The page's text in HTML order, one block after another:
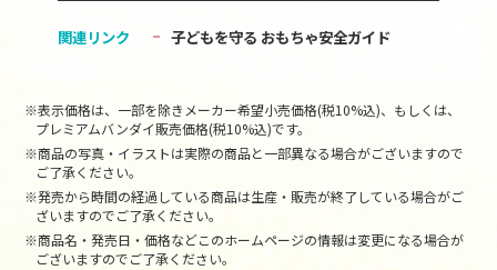
関連リンク 子どもを守る おもちゃ安全ガイド
※表示価格は、一部を除きメーカー希望小売価格(税10%込)、もしくは、
プレミアムバンダイ販売価格(税10%込)です。
※商品の写真・イラストは実際の商品と一部異なる場合がございますので
ご了承ください。
※発売から時間の経過している商品は生産・販売が終了している場合がご
ざいますのでご了承ください。
※商品名・発売日・価格などこのホームページの情報は変更になる場合が
ございますのでご了承ください。